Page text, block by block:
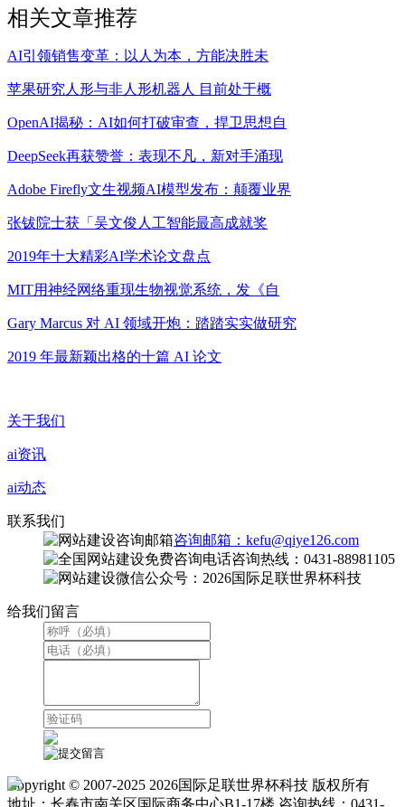
相关文章推荐
AI引领销售变革：以人为本，方能决胜未
苹果研究人形与非人形机器人 目前处于概
OpenAI揭秘：AI如何打破审查，捍卫思想自
DeepSeek再获赞誉：表现不凡，新对手涌现
Adobe Firefly文生视频AI模型发布：颠覆业界
张钹院士获「吴文俊人工智能最高成就奖
2019年十大精彩AI学术论文盘点
MIT用神经网络重现生物视觉系统，发《自
Gary Marcus 对 AI 领域开炮：踏踏实实做研究
2019 年最新颖出格的十篇 AI 论文
关于我们
ai资讯
ai动态
联系我们
咨询邮箱：kefu@qiye126.com
咨询热线：0431-88981105
微信公众号：2026国际足联世界杯科技
给我们留言
Copyright © 2007-2025 2026国际足联世界杯科技 版权所有